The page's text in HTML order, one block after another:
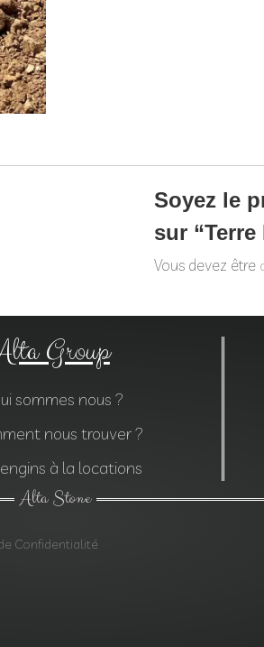
Soyez le
sur “Terre
Vous devez être
Group
sommes nous ?
nous trouver ?
à la locations
Alta Stone
Confidentialité